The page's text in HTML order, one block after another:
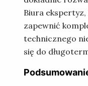
Biura ekspertyz
zapewnić
technicznego
się do